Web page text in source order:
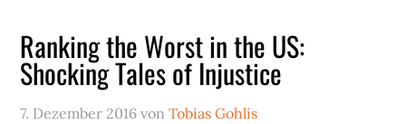
Ranking the Worst in the US:
Shocking Tales of Injustice
7. Dezember 2016 vonTobias Gohlis